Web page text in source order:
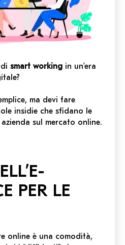
smart working in un’era
ma devi fare
insidie che sfidano le
sul mercato online.
PER LE
online è una comodità,